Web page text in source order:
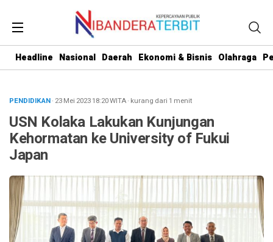
Headline Nasional Daerah Ekonomi & Bisnis Olahraga
PENDIDIKAN· 23 Mei 202318:20WITA· kurang dari 1 menit
USN Kolaka Lakukan Kunjungan
Kehormatan ke University of Fukui
Japan